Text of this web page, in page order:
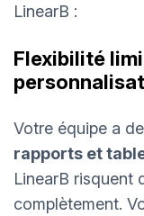
LinearB :
Flexibilité
Votre équipe a
rapports et
LinearB risquent
complètement.